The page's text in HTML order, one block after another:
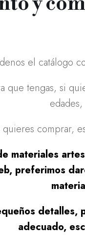
el catálogo
que tengas, si
comprar,
materiales
preferimos
detalles,
adecuado,